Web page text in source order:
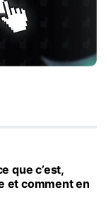
que c’est,
et comment en